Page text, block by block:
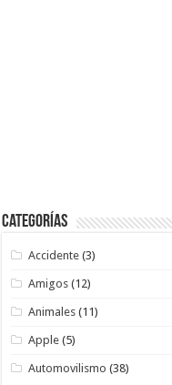
Categorías
Accidente (3)
Amigos (12)
Animales (11)
Apple (5)
Automovilismo (38)